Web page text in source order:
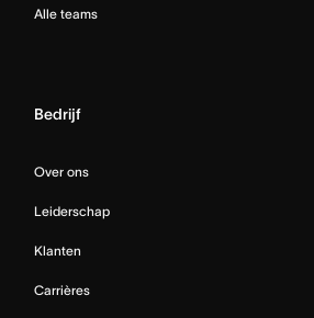
Alle teams
Bedrijf
Over ons
Leiderschap
Klanten
Carrières